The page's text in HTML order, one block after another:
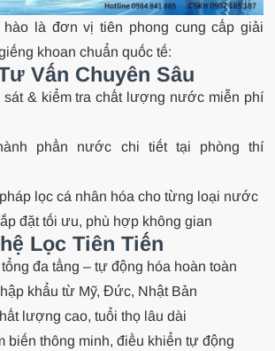
hào là đơn vị tiên phong cung cấp giải
khoan chuẩn quốc tế:
Vấn Chuyên Sâu
& kiểm tra chất lượng nước miễn phí
phần nước chi tiết tại phòng thí
lọc cá nhân hóa cho từng loại nước
đặt tối ưu, phù hợp không gian
Lọc Tiên Tiến
đa tầng – tự động hóa hoàn toàn
khẩu từ Mỹ, Đức, Nhật Bản
lượng cao, tuổi thọ lâu dài
biến thông minh, điều khiển tự động